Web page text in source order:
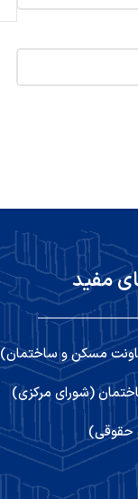
مفید
مسکن و ساختمان)
(شورای مرکزی)
حقوقی)